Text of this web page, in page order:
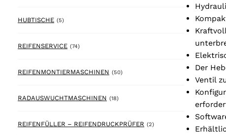
HUBTISCHE (5)5 products
REIFENSERVICE (74)74 products
REIFENMONTIERMASCHINEN (50)50 products
RADAUSWUCHTMASCHINEN (18)18 products
REIFENFÜLLER – REIFENDRUCKPRÜFER (2)2 products
Der
Ventil